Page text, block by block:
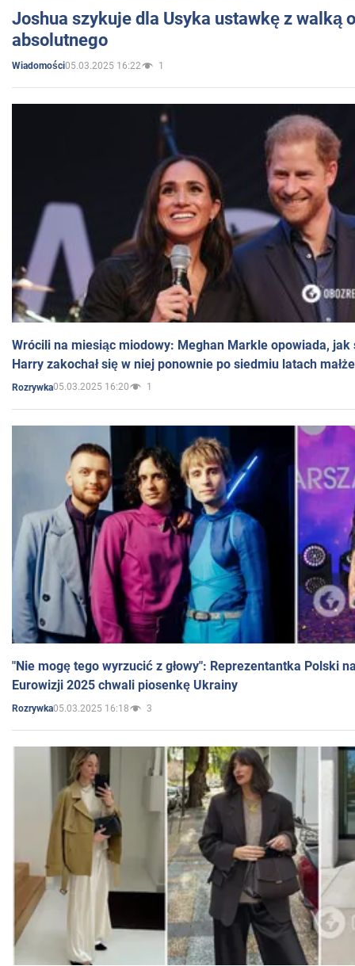
Joshua szykuje dla Usyka ustawkę z walką
absolutnego
Wiadomości05.03.2025 16:22 1
Wrócili na miesiąc miodowy: Meghan Markle opowiada, jak
Harry zakochał się w niej ponownie po siedmiu latach
Rozrywka05.03.2025 16:20 1
"Nie mogę tego wyrzucić z głowy": Reprezentantka Polski
Eurowizji 2025 chwali piosenkę Ukrainy
Rozrywka05.03.2025 16:18 3